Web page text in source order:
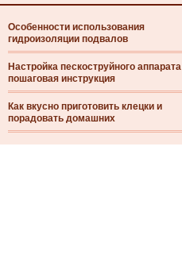
Особенности использования
гидроизоляции подвалов
Настройка пескоструйного аппарата
пошаговая инструкция
Как вкусно приготовить клецки и
порадовать домашних